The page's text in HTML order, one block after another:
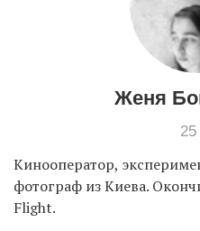
Женя
25
Кинооператор,
фотограф из Киева.
Flight.